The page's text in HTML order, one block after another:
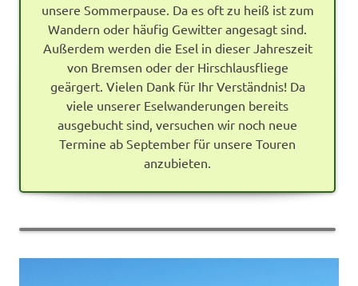
unsere Sommerpause. Da es oft zu heiß ist zum
Wandern oder häufig Gewitter angesagt sind.
Außerdem werden die Esel in dieser Jahreszeit
von Bremsen oder der Hirschlausfliege
geärgert. Vielen Dank für Ihr Verständnis! Da
viele unserer Eselwanderungen bereits
ausgebucht sind, versuchen wir noch neue
Termine ab September für unsere Touren
anzubieten.